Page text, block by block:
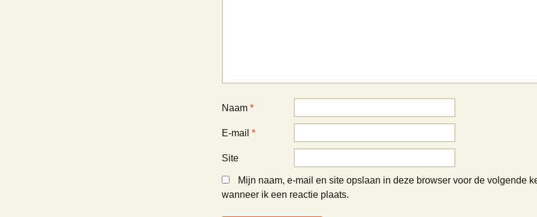
Naam *
E-mail *
Site
Mijn naam, e-mail en site opslaan in deze browser voor de volgende
wanneer ik een reactie plaats.